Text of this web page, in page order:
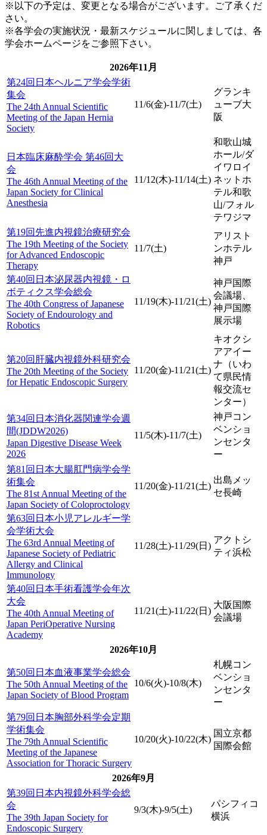
※以下の予定は、変更となる場合がございます。ご了承くだ
さい。
※各学会の実施状況・最新スケジュールに関しましては、各
学会ホームページをご参照下さい。
2026年11月
第24回日本ヘルニア学会学術
集会
The 24th Annual Scientific
Meeting of the Japan Hernia
Society
11/6(金)-11/7(土)
グランキ
ューブ大
阪
日本臨床麻酔学会 第46回大
会
The 46th Annual Meeting of the
Japan Society for Clinical
Anesthesia
11/12(木)-11/14(土)
和歌山城
ホール/ダ
イワロイ
ネットホ
テル和歌
山/フォル
テワジマ
第19回先進内視鏡治療研究会
The 19th Meeting of the Society
for Advanced Endoscopic
Therapy
11/7(土)
アリスト
ンホテル
神戸
第40回日本泌尿器内視鏡・ロ
ボティクス学会総会
The 40th Congress of Japanese
Society of Endourology and
Robotics
11/19(木)-11/21(土)
神戸国際
会議場、
神戸国際
展示場
第20回肝臓内視鏡外科研究会
The 20th Meeting of the Society
for Hepatic Endoscopic Surgery
11/20(金)-11/21(土)
キオクシ
アアイー
ナ（いわ
て県民情
報交流セ
ンター）
第34回日本消化器関連学会週
間(JDDW2026)
Japan Digestive Disease Week
2026
11/5(木)-11/7(土)
神戸コン
ベンショ
ンセンタ
ー
第81回日本大腸肛門病学会学
術集会
The 81st Annual Meeting of the
Japan Society of Coloproctology
11/20(金)-11/21(土)
出島メッ
セ長崎
第63回日本小児アレルギー学
会学術大会
The 63rd Annual Meeting of
Japanese Society of Pediatric
Allergy and Clinical
Immunology
11/28(土)-11/29(日)
アクトシ
ティ浜松
第40回日本手術看護学会年次
大会
The 40th Annual Meeting of
Japan PeriOperative Nursing
Academy
11/21(土)-11/22(日)
大阪国際
会議場
2026年10月
第50回日本血液事業学会総会
The 50th Annual Meeting of the
Japan Society of Blood Program
10/6(火)-10/8(木)
札幌コン
ベンショ
ンセンタ
ー
第79回日本胸部外科学会定期
学術集会
The 79th Annual Scientific
Meeting of the Japanese
Association for Thoracic Surgery
10/20(火)-10/22(木)
国立京都
国際会館
2026年9月
第39回日本内視鏡外科学会総
会
The 39th Japan Society for
Endoscopic Surgery
9/3(木)-9/5(土)
パシフィコ
横浜